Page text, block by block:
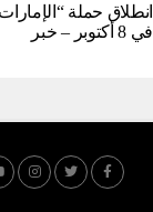
انطلاق حملة
في 8 أكتوبر – خبر